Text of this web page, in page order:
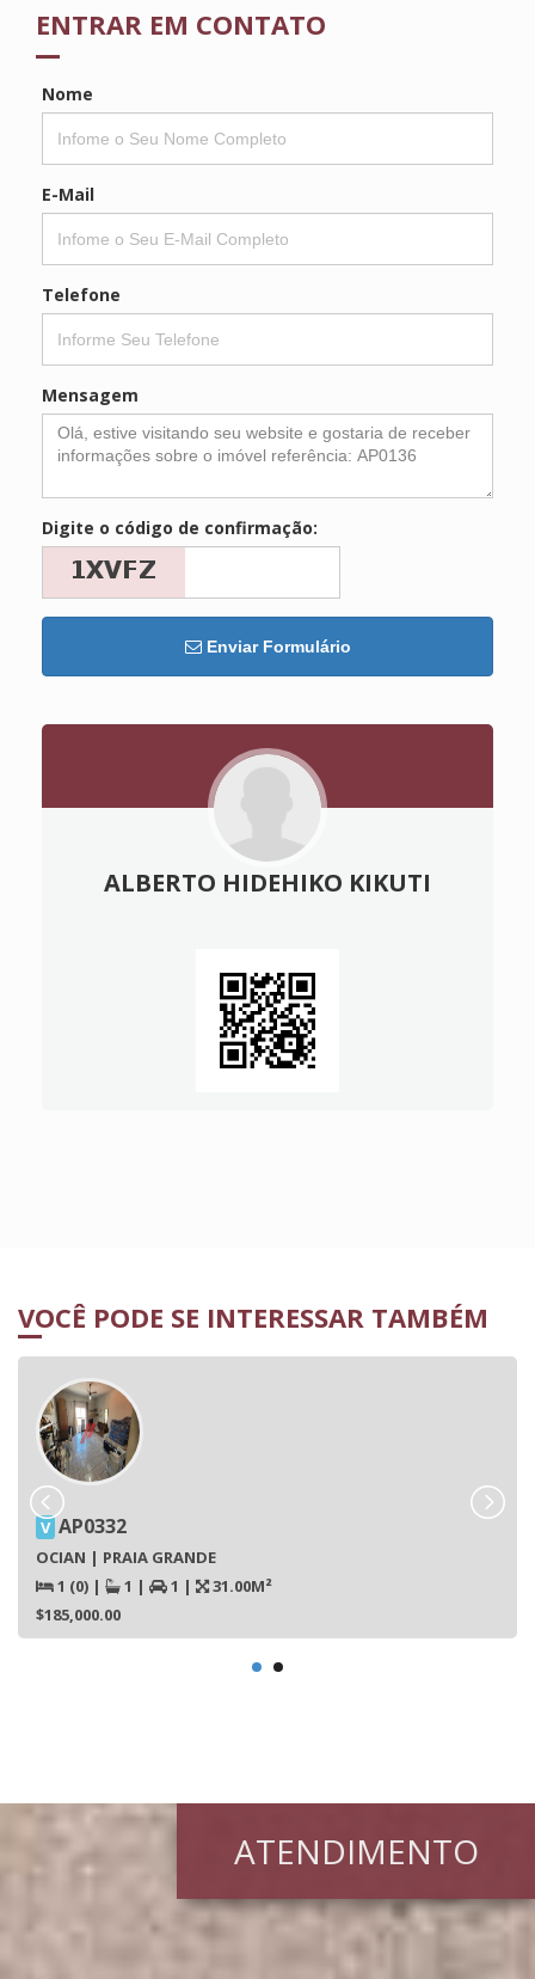
ENTRAR EM CONTATO
Nome
E-Mail
Telefone
Mensagem
Digite o código de confirmação:
Enviar Formulário
ALBERTO HIDEHIKO KIKUTI
VOCÊ PODE SE INTERESSAR TAMBÉM
V AP0332
OCIAN | PRAIA GRANDE
1 (0) | 1 | 1 |
31.00M²
$185,000.00
ATENDIMENTO